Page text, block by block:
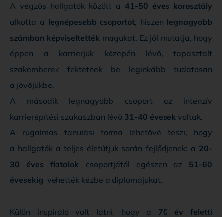
A végzős hallgatók között a 41-50 éves korosztály
alkotta a legnépesebb csoportot, hiszen legnagyobb
számban képviseltették magukat. Ez jól mutatja, hogy
éppen a karrierjük közepén lévő, tapasztalt
szakemberek fektetnek be leginkább tudatosan
a jövőjükbe.
A második legnagyobb csoport az intenzív
karrierépítési szakaszban lévő 31-40 évesek voltak.
A rugalmas tanulási forma lehetővé teszi, hogy
a hallgatók a teljes életútjuk során fejlődjenek: a 20-
30 éves fiatalok csoportjától egészen az 51-60
évesekig vehették kézbe a diplomájukat.
Külön inspiráló volt látni, hogy a 70 év feletti